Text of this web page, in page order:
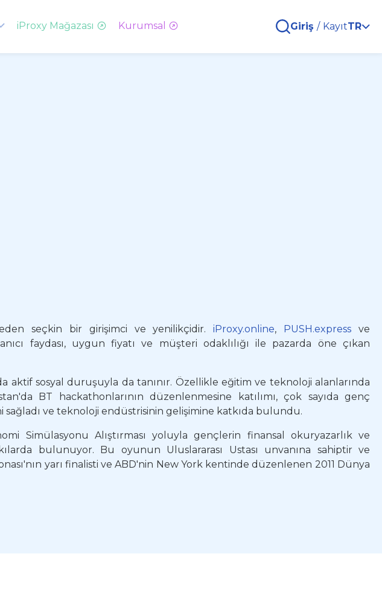
iProxy Mağazası Kurumsal Giriş / KayıtTR
seçkin bir girişimci ve yenilikçidir.iProxy.online, PUSH.express ve
faydası, uygun fiyatı ve müşteri odaklılığı ile pazarda öne çıkan
aktif sosyal duruşuyla da tanınır. Özellikle eğitim ve teknoloji alanlarında
BT hackathonlarının düzenlenmesine katılımı, çok sayıda genç
ve teknoloji endüstrisinin gelişimine katkıda bulundu.
Simülasyonu Alıştırması yoluyla gençlerin finansal okuryazarlık ve
bulunuyor. Bu oyunun Uluslararası Ustası unvanına sahiptir ve
yarı finalisti ve ABD'nin New York kentinde düzenlenen 2011 Dünya